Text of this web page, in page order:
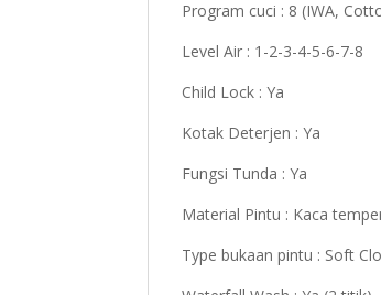
Program cuci : 8 (IWA,
Level Air : 1-2-3-4-5-6-7-8
Child Lock : Ya
Kotak Deterjen : Ya
Fungsi Tunda : Ya
Material Pintu : Kaca
Type bukaan pintu : Soft